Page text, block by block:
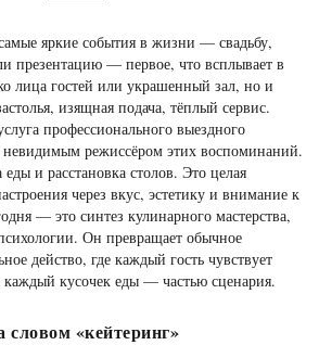
яркие события в жизни — свадьбу,
презентацию — первое, что всплывает в
лица гостей или украшенный зал, но и
изящная подача, тёплый сервис.
профессионального выездного
режиссёром этих воспоминаний.
и расстановка столов. Это целая
через вкус, эстетику и внимание к
— это синтез кулинарного мастерства,
Он превращает обычное
действо, где каждый гость чувствует
каждый кусочек еды — частью сценария.
словом «кейтеринг»